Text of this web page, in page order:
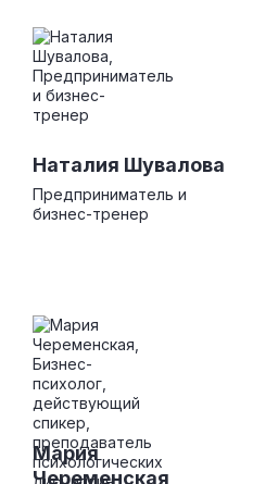
Наталия Шувалова
Предприниматель и
бизнес-тренер
Мария
Череменская